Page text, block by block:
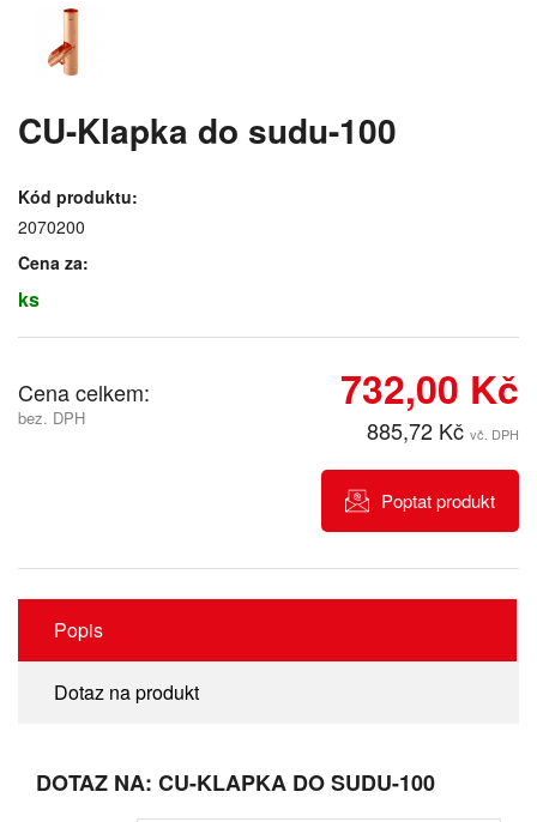
CU-Klapka do sudu-100
Kód produktu:
2070200
Cena za:
ks
Cena celkem:
bez. DPH
732,00 Kč
885,72 Kč vč. DPH
Poptat produkt
Popis
Dotaz na produkt
DOTAZ NA: CU-KLAPKA DO SUDU-100